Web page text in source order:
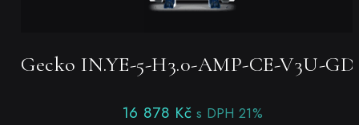
Gecko IN.YE-5-H3.0-AMP-CE-V3U-
16 878 Kč s DPH 21%